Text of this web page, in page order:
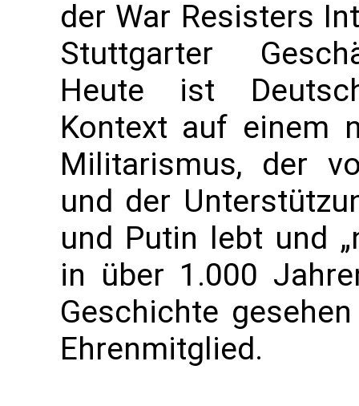
der War Resisters
Stuttgarter
Heute ist
Kontext auf einem
Militarismus, der
und der
und Putin lebt und
in über 1.000
Geschichte
Ehrenmitglied.